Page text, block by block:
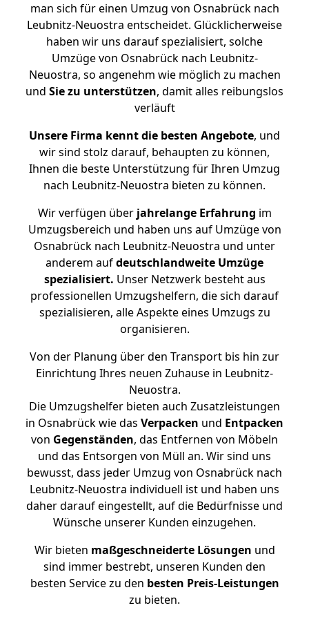
man sich für einen Umzug von Osnabrück nach
Leubnitz-Neuostra entscheidet. Glücklicherweise
haben wir uns darauf spezialisiert, solche
Umzüge von Osnabrück nach Leubnitz-
Neuostra, so angenehm wie möglich zu machen
und Sie zu unterstützen, damit alles reibungslos
verläuft
Unsere Firma kennt die besten Angebote, und
wir sind stolz darauf, behaupten zu können,
Ihnen die beste Unterstützung für Ihren Umzug
nach Leubnitz-Neuostra bieten zu können.
Wir verfügen überjahrelange Erfahrung im
Umzugsbereich und haben uns auf Umzüge von
Osnabrück nach Leubnitz-Neuostra und unter
anderem aufdeutschlandweite Umzüge
spezialisiert. Unser Netzwerk besteht aus
professionellen Umzugshelfern, die sich darauf
spezialisieren, alle Aspekte eines Umzugs zu
organisieren.
Von der Planung über den Transport bis hin zur
Einrichtung Ihres neuen Zuhause in Leubnitz-
Neuostra.
Die Umzugshelfer bieten auch Zusatzleistungen
in Osnabrück wie das Verpacken und Entpacken
von Gegenständen, das Entfernen von Möbeln
und das Entsorgen von Müll an. Wir sind uns
bewusst, dass jeder Umzug von Osnabrück nach
Leubnitz-Neuostra individuell ist und haben uns
daher darauf eingestellt, auf die Bedürfnisse und
Wünsche unserer Kunden einzugehen.
Wir bieten maßgeschneiderte Lösungen und
sind immer bestrebt, unseren Kunden den
besten Service zu den besten Preis-Leistungen
zu bieten.